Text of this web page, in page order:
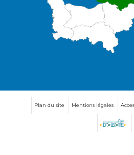
Plan du site Mentions légales